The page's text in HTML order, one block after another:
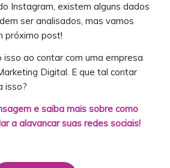
Instagram, existem alguns dados
ser analisados, mas vamos
próximo post!
ao contar com uma empresa
Digital. E que tal contar
isso?
e saiba mais sobre como
a alavancar suas redes sociais!